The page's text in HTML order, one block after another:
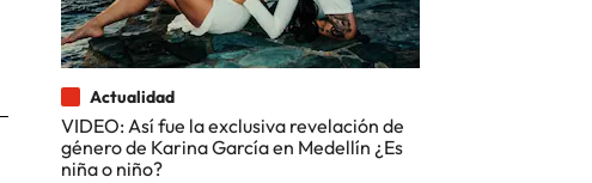
Actualidad
VIDEO: Así fue la exclusiva revelación de
género de Karina García en Medellín ¿Es
niña o niño?